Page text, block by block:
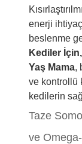
enerji
beslenme
Kediler
Yaş Mama,
ve kontrollü
kedilerin
Taze
ve